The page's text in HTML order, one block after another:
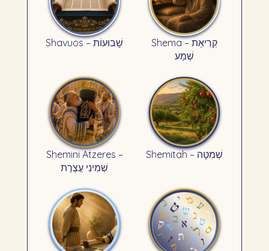
Shavuos – שָׁבוּעוֹת
Shema – קְרִיאַת
שְׁמַע
Shemini Atzeres –
שְׁמִינִי עֲצֶרֶת
Shemitah – שְׁמִטָּה